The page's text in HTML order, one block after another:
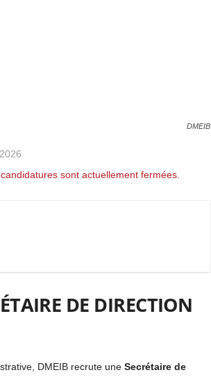
DMEIB
sont actuellement fermées.
DE DIRECTION
DMEIB recrute une Secrétaire de